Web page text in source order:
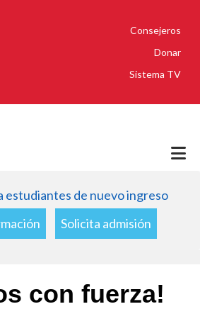
Consejeros
Donar
Sistema TV
estudiantes de nuevo ingreso
Solicita admisión
con fuerza!